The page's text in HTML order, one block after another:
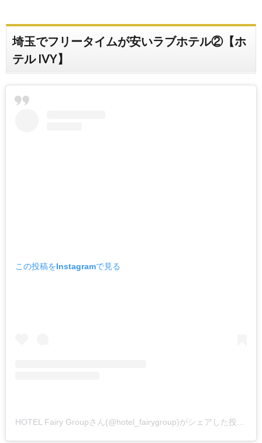
埼玉でフリータイムが安いラブホテル②【ホ
テル IVY】
この投稿をInstagramで見る